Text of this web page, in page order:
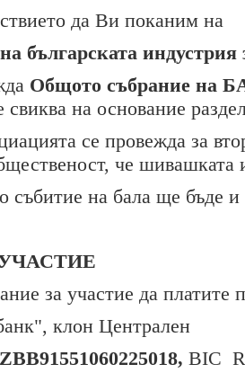
да Ви поканим на
българската индустрия
Общото събрание на
свиква на основание
се провежда за
че
събитие на бала ще бъде
за участие да платите
клон Централен
91551060225018, BIC